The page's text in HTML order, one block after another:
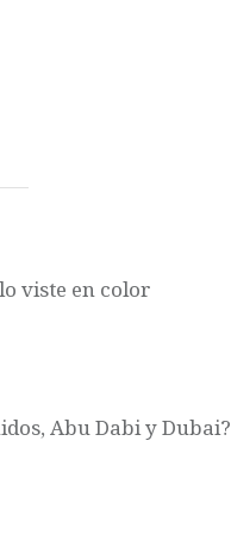
viste en color
Abu Dabi y Dubai?